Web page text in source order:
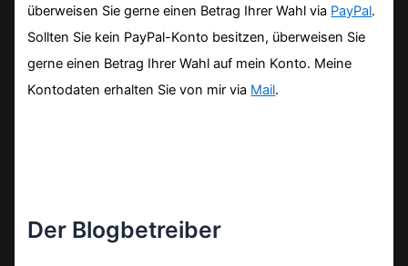
überweisen Sie gerne einen Betrag Ihrer Wahl via PayPal.
Sollten Sie kein PayPal-Konto besitzen, überweisen Sie
gerne einen Betrag Ihrer Wahl auf mein Konto. Meine
Kontodaten erhalten Sie von mir via Mail.
Der Blogbetreiber